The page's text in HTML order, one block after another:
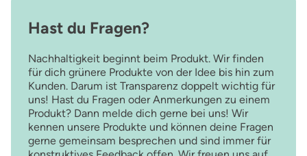
Hast du Fragen?
Nachhaltigkeit beginnt beim Produkt. Wir finden
für dich grünere Produkte von der Idee bis hin zum
Kunden. Darum ist Transparenz doppelt wichtig für
uns! Hast du Fragen oder Anmerkungen zu einem
Produkt? Dann melde dich gerne bei uns! Wir
kennen unsere Produkte und können deine Fragen
gerne gemeinsam besprechen und sind immer für